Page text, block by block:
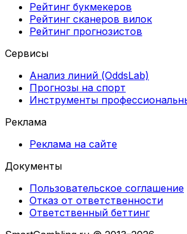
Рейтинг букмекеров
Рейтинг сканеров вилок
Рейтинг прогнозистов
Сервисы
Анализ линий (OddsLab)
Прогнозы на спорт
Инструменты
Реклама
Реклама на сайте
Документы
Пользовательское соглашение
Отказ от ответственности
Ответственный беттинг